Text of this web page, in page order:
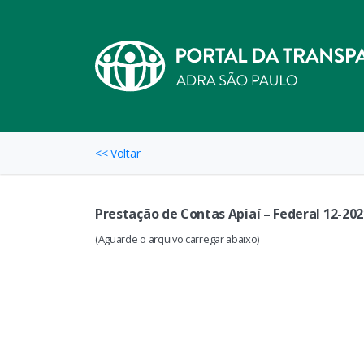
<< Voltar
Prestação de Contas Apiaí – Federal 12-
(Aguarde o arquivo carregar abaixo)